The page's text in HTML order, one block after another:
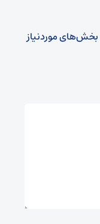
بخش‌های موردنیاز